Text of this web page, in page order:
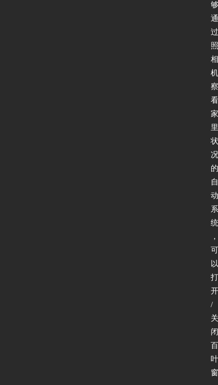
够
通
过
照
相
机
察
看
家
里
状
况
的
自
动
系
统
，
可
以
打
开
/
关
闭
百
叶
窗